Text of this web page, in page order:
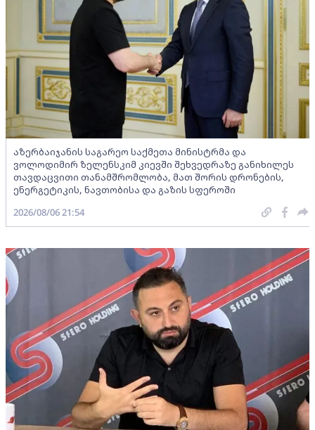
აზერბაიჯანის საგარეო საქმეთა მინისტრმა და
ვოლოდიმირ ზელენსკიმ კიევში შეხვედრაზე განიხილეს
თავდაცვითი თანამშრომლობა, მათ შორის დრონების,
ენერგეტიკის, ნავთობისა და გაზის სფეროში
2026/08/06 21:54